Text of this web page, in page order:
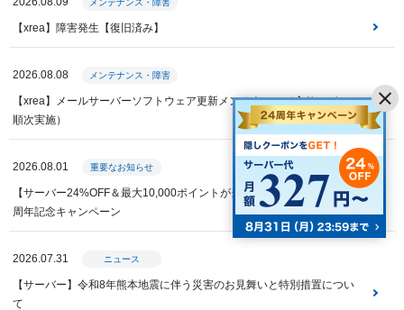
メンテナンス・障害
【xrea】障害発生【復旧済み】
2026.08.08 メンテナンス・障害
【xrea】メールサーバーソフトウェア更新メンテナンス（全サーバー・
順次実施）
2026.08.01 重要なお知らせ
【サーバー24%OFF＆最大10,000ポイントが当たる】Value Domain 24
周年記念キャンペーン
2026.07.31 ニュース
【サーバー】令和8年熊本地震に伴う災害のお見舞いと特別措置につい
て